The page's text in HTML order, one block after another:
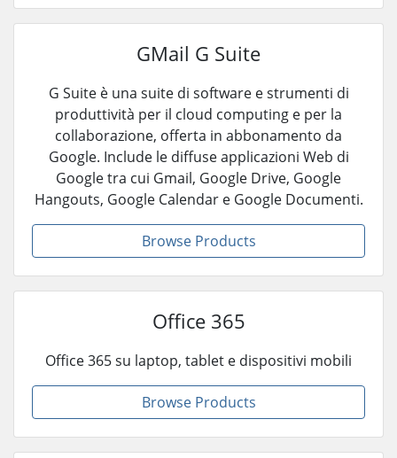
GMail G Suite
G Suite è una suite di software e strumenti di
produttività per il cloud computing e per la
collaborazione, offerta in abbonamento da
Google. Include le diffuse applicazioni Web di
Google tra cui Gmail, Google Drive, Google
Hangouts, Google Calendar e Google Documenti.
Browse Products
Office 365
Office 365 su laptop, tablet e dispositivi mobili
Browse Products